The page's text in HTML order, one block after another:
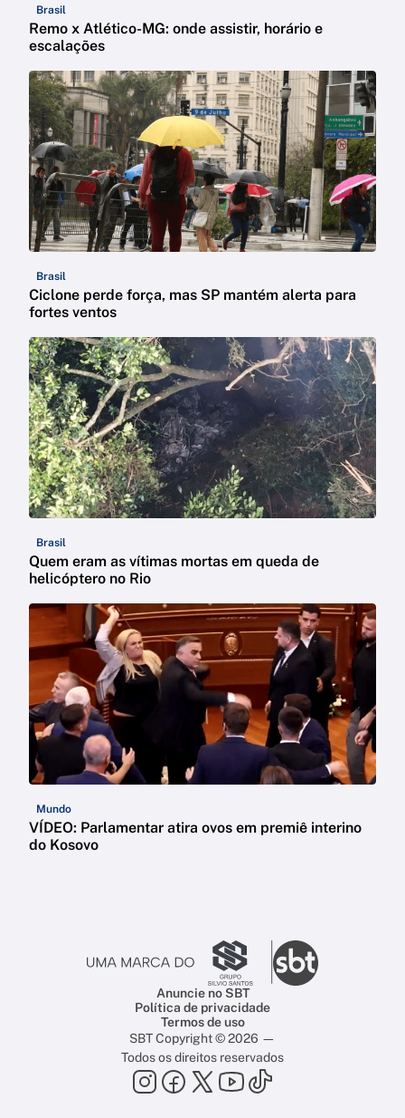
Brasil
Remo x Atlético-MG: onde assistir, horário e
escalações
Brasil
Ciclone perde força, mas SP mantém alerta para
fortes ventos
Brasil
Quem eram as vítimas mortas em queda de
helicóptero no Rio
Mundo
VÍDEO: Parlamentar atira ovos em premiê interino
do Kosovo
Anuncie no SBT
Política de privacidade
Termos de uso
SBT Copyright © 2026 —
Todos os direitos reservados